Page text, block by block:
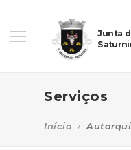
Junta
Serviços
Início